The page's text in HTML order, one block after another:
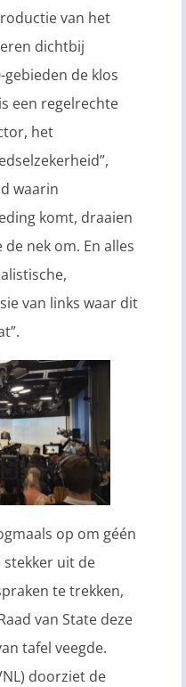
van het
dichtbij
de klos
een regelrechte
het
waarin
komt, draaien
nek om. En alles
van links waar dit
op om géén
uit de
te trekken,
van State deze
tafel veegde.
doorziet de